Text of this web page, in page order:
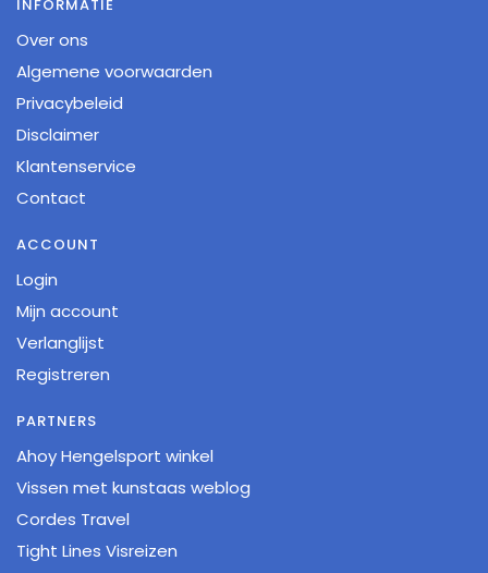
INFORMATIE
Over ons
Algemene voorwaarden
Privacybeleid
Disclaimer
Klantenservice
Contact
ACCOUNT
Login
Mijn account
Verlanglijst
Registreren
PARTNERS
Ahoy Hengelsport winkel
Vissen met kunstaas weblog
Cordes Travel
Tight Lines Visreizen